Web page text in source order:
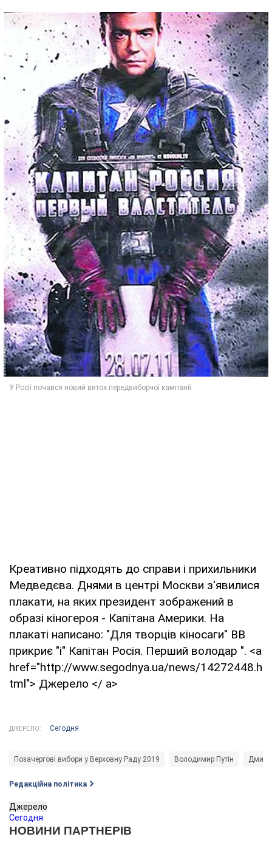
Креативно підходять до справи і прихильники
Медведєва. Днями в центрі Москви з'явилися
плакати, на яких президент зображений в
образі кіногероя - Капітана Америки. На
плакаті написано: "Для творців кіносаги" ВВ
прикриє "і" Капітан Росія. Перший володар ". <a
href="http://www.segodnya.ua/news/14272448.h
tml"> Джерело </ a>
ДЖЕРЕЛО: Сегодня
Позачергові вибори у Верховну Раду 2019 Володимир Путін
Редакційна політика
Джерело
Сегодня